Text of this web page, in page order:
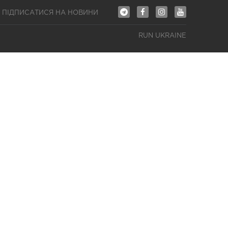
ПІДПИСАТИСЯ НА НОВИНИ
RUN UKRAINE